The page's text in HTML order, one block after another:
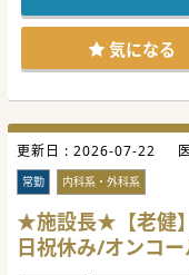
勤務日数や曜日は相
気になる方はお気軽
#秋入職可気になる
更新日 : 2026-07-22
常勤 内科系・外科系
★施設長★【老健
日祝休み/オンコ